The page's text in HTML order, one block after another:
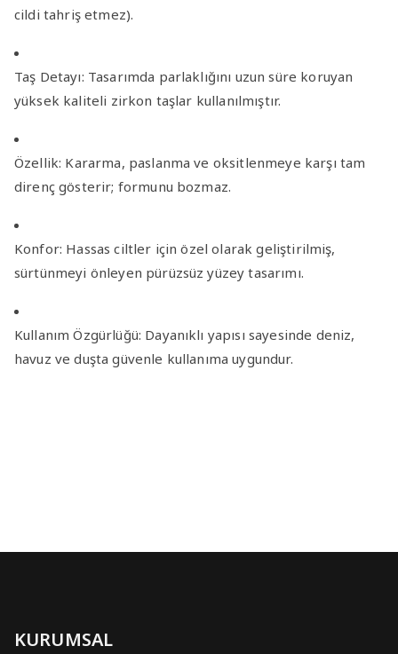
cildi tahriş etmez).
Taş Detayı: Tasarımda parlaklığını uzun süre koruyan
yüksek kaliteli zirkon taşlar kullanılmıştır.
Özellik: Kararma, paslanma ve oksitlenmeye karşı tam
direnç gösterir; formunu bozmaz.
Konfor: Hassas ciltler için özel olarak geliştirilmiş,
sürtünmeyi önleyen pürüzsüz yüzey tasarımı.
Kullanım Özgürlüğü: Dayanıklı yapısı sayesinde deniz,
havuz ve duşta güvenle kullanıma uygundur.
KURUMSAL